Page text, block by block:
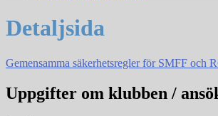
Detaljsida
Gemensamma säkerhetsregler för SMFF och
Uppgifter om klubben /